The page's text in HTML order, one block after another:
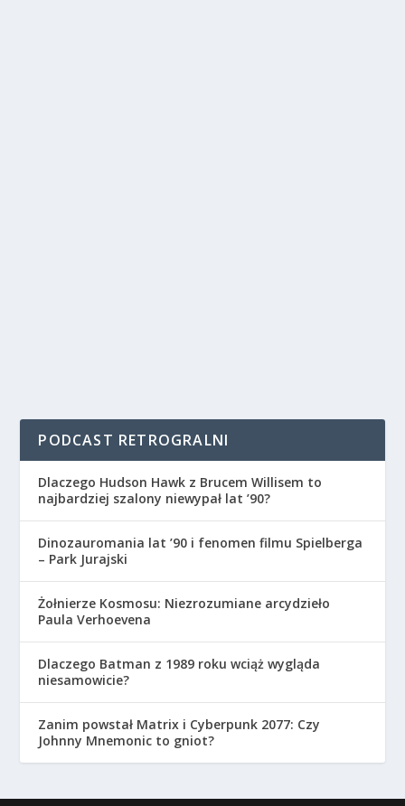
PODCAST RETROGRALNI
Dlaczego Hudson Hawk z Brucem Willisem to
najbardziej szalony niewypał lat ’90?
Dinozauromania lat ’90 i fenomen filmu Spielberga
– Park Jurajski
Żołnierze Kosmosu: Niezrozumiane arcydzieło
Paula Verhoevena
Dlaczego Batman z 1989 roku wciąż wygląda
niesamowicie?
Zanim powstał Matrix i Cyberpunk 2077: Czy
Johnny Mnemonic to gniot?